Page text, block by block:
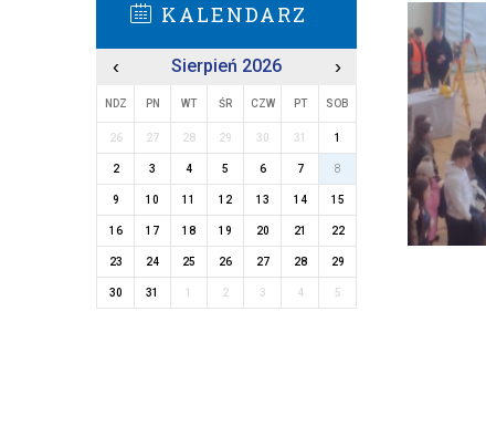
KALENDARZ
‹ Sierpień 2026 ›
NDZ PN WT ŚR CZW PT SOB
26 27 28 29 30 31 1
2 3 4 5 6 7 8
9 10 11 12 13 14 15
16 17 18 19 20 21 22
23 24 25 26 27 28 29
30 31 2 3 4 5